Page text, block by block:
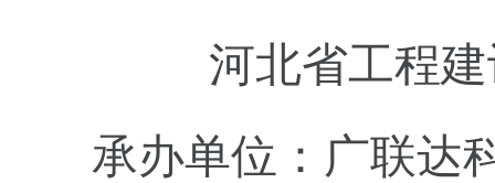
河北省工程
承办单位：广联达